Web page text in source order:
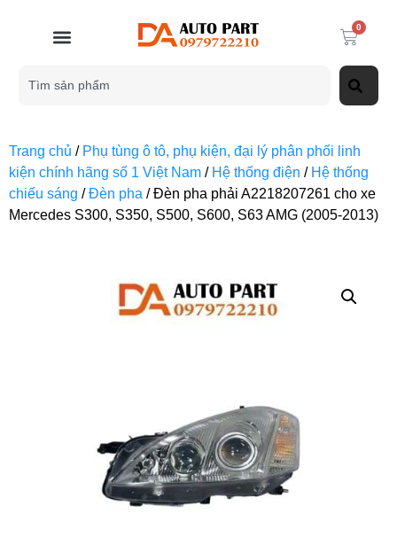
0
Trang chủ / Phụ tùng ô tô, phụ kiện, đại lý phân phối linh
kiện chính hãng số 1 Việt Nam / Hệ thống điện / Hệ thống
chiếu sáng /Đèn pha / Đèn pha phải A2218207261 cho xe
Mercedes S300, S350, S500, S600, S63 AMG (2005-2013)